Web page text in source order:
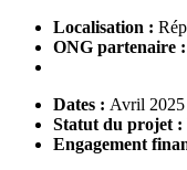
Localisation :
ONG partenaire :
Dates : Avril
Statut du projet :
Engagement